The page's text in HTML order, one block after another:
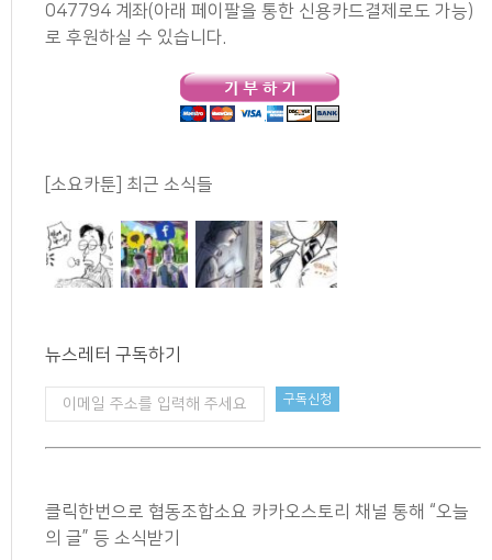
047794 계좌(아래 페이팔을 통한 신용카드결제로도 가능)
로 후원하실 수 있습니다.
[소요카툰] 최근 소식들
뉴스레터 구독하기
클릭한번으로 협동조합소요 카카오스토리 채널 통해 “오늘
의 글” 등 소식받기